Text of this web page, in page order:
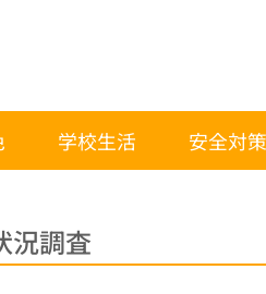
学校生活 安全対策
況調査